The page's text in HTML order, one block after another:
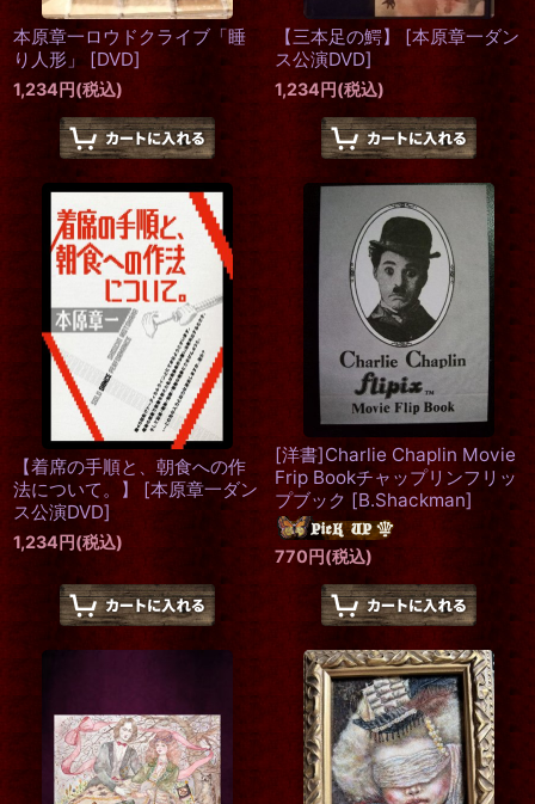
本原章一ロウドクライブ「睡
り人形」
[DVD]
1,234円(税込)
【三本足の鰐】 [本原章一ダン
ス公演DVD]
1,234円(税込)
【着席の手順と、朝食への作
法について。】
[本原章一ダン
ス公演DVD]
1,234円(税込)
[洋書]Charlie Chaplin Movie
Frip Bookチャップリンフリッ
プブック [B.Shackman]
770円(税込)